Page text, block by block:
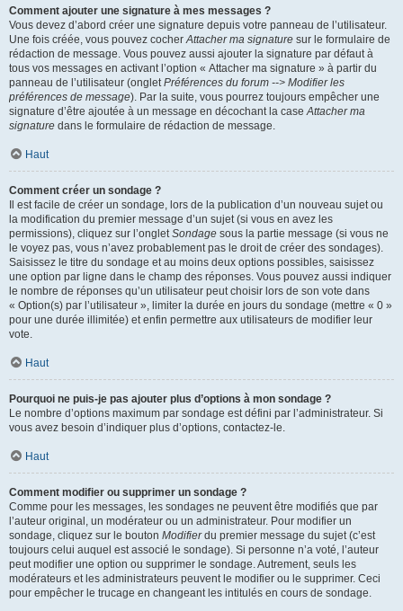
Comment ajouter une signature à mes messages ?
Vous devez d’abord créer une signature depuis votre panneau de l’utilisateur.
Une fois créée, vous pouvez cocherAttacher ma signature sur le formulaire de
rédaction de message. Vous pouvez aussi ajouter la signature par défaut à
tous vos messages en activant l’option « Attacher ma signature » à partir du
panneau de l’utilisateur (ongletPréférences du forum --> Modifier les
préférences de message). Par la suite, vous pourrez toujours empêcher une
signature d’être ajoutée à un message en décochant la caseAttacher ma
signature dans le formulaire de rédaction de message.
Haut
Comment créer un sondage ?
Il est facile de créer un sondage, lors de la publication d’un nouveau sujet ou
la modification du premier message d’un sujet (si vous en avez les
permissions), cliquez sur l’ongletSondage sous la partie message (si vous ne
le voyez pas, vous n’avez probablement pas le droit de créer des sondages).
Saisissez le titre du sondage et au moins deux options possibles, saisissez
une option par ligne dans le champ des réponses. Vous pouvez aussi indiquer
le nombre de réponses qu’un utilisateur peut choisir lors de son vote dans
« Option(s) par l’utilisateur », limiter la durée en jours du sondage (mettre « 0 »
pour une durée illimitée) et enfin permettre aux utilisateurs de modifier leur
vote.
Haut
Pourquoi ne puis-je pas ajouter plus d’options à mon sondage ?
Le nombre d’options maximum par sondage est défini par l’administrateur. Si
vous avez besoin d’indiquer plus d’options, contactez-le.
Haut
Comment modifier ou supprimer un sondage ?
Comme pour les messages, les sondages ne peuvent être modifiés que par
l’auteur original, un modérateur ou un administrateur. Pour modifier un
sondage, cliquez sur le bouton Modifierdu premier message du sujet (c’est
toujours celui auquel est associé le sondage). Si personne n’a voté, l’auteur
peut modifier une option ou supprimer le sondage. Autrement, seuls les
modérateurs et les administrateurs peuvent le modifier ou le supprimer. Ceci
pour empêcher le trucage en changeant les intitulés en cours de sondage.